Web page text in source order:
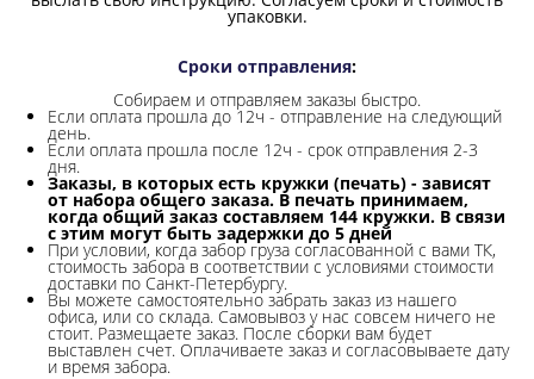
упаковки.
Сроки отправления:
Собираем и отправляем заказы быстро.
Если оплата прошла до 12ч - отправление на следующий
день.
Если оплата прошла после 12ч - срок отправления 2-3
дня.
Заказы, в которых есть кружки (печать) - зависят
от набора общего заказа. В печать принимаем,
когда общий заказ составляем 144 кружки. В связи
с этим могут быть задержки до 5 дней
При условии, когда забор груза согласованной с вами ТК,
стоимость забора в соответствии с условиями стоимости
доставки по Санкт-Петербургу.
Вы можете самостоятельно забрать заказ из нашего
офиса, или со склада. Самовывоз у нас совсем ничего не
стоит. Размещаете заказ. После сборки вам будет
выставлен счет. Оплачиваете заказ и согласовываете дату
и время забора.